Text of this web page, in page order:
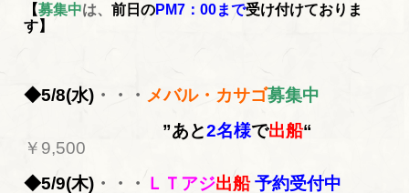
【募集中は、前日のPM7：00まで受け付けておりま
す】
◆5/8(水) ・・・ メバル・カサゴ募集中
”あと2名様で出船“
￥9,500
◆5/9(木) ・・・ ＬＴアジ出船予約受付中